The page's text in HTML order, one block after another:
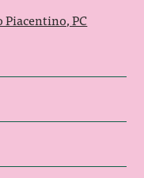
Piacentino, PC